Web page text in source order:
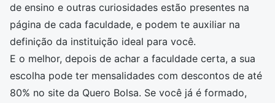
de ensino e outras curiosidades estão presentes na
página de cada faculdade, e podem te auxiliar na
definição da instituição ideal para você.
E o melhor, depois de achar a faculdade certa, a sua
escolha pode ter mensalidades com descontos de até
80% no site da Quero Bolsa. Se você já é formado,